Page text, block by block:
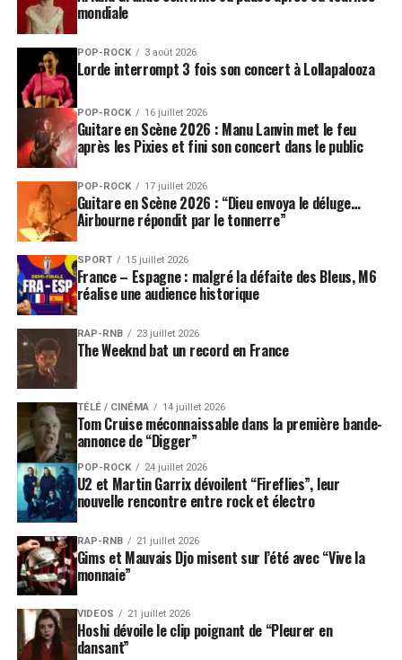
mondiale
POP-ROCK 3 août 2026
Lorde interrompt 3 fois son concert à Lollapalooza
POP-ROCK 16 juillet 2026
Guitare en Scène 2026 : Manu Lanvin met le feu
après les Pixies et fini son concert dans le public
POP-ROCK 17 juillet 2026
Guitare en Scène 2026 : “Dieu envoya le déluge…
Airbourne répondit par le tonnerre”
SPORT 15 juillet 2026
France – Espagne : malgré la défaite des Bleus, M6
réalise une audience historique
RAP-RNB 23 juillet 2026
The Weeknd bat un record en France
TÉLÉ / CINÉMA 14 juillet 2026
Tom Cruise méconnaissable dans la première bande-
annonce de “Digger”
POP-ROCK 24 juillet 2026
U2 et Martin Garrix dévoilent “Fireflies”, leur
nouvelle rencontre entre rock et électro
RAP-RNB 21 juillet 2026
Gims et Mauvais Djo misent sur l’été avec “Vive la
monnaie”
VIDEOS 21 juillet 2026
Hoshi dévoile le clip poignant de “Pleurer en
dansant”